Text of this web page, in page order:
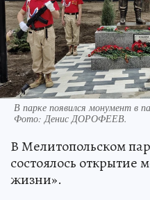
В парке появился монумент в
Фото:Денис ДОРОФЕЕВ.
В Мелитопольском
состоялось открытие
жизни».